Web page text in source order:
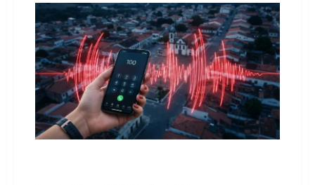
com
canivete
é
contido
após
ameaças
em
escola
de
Barreiras